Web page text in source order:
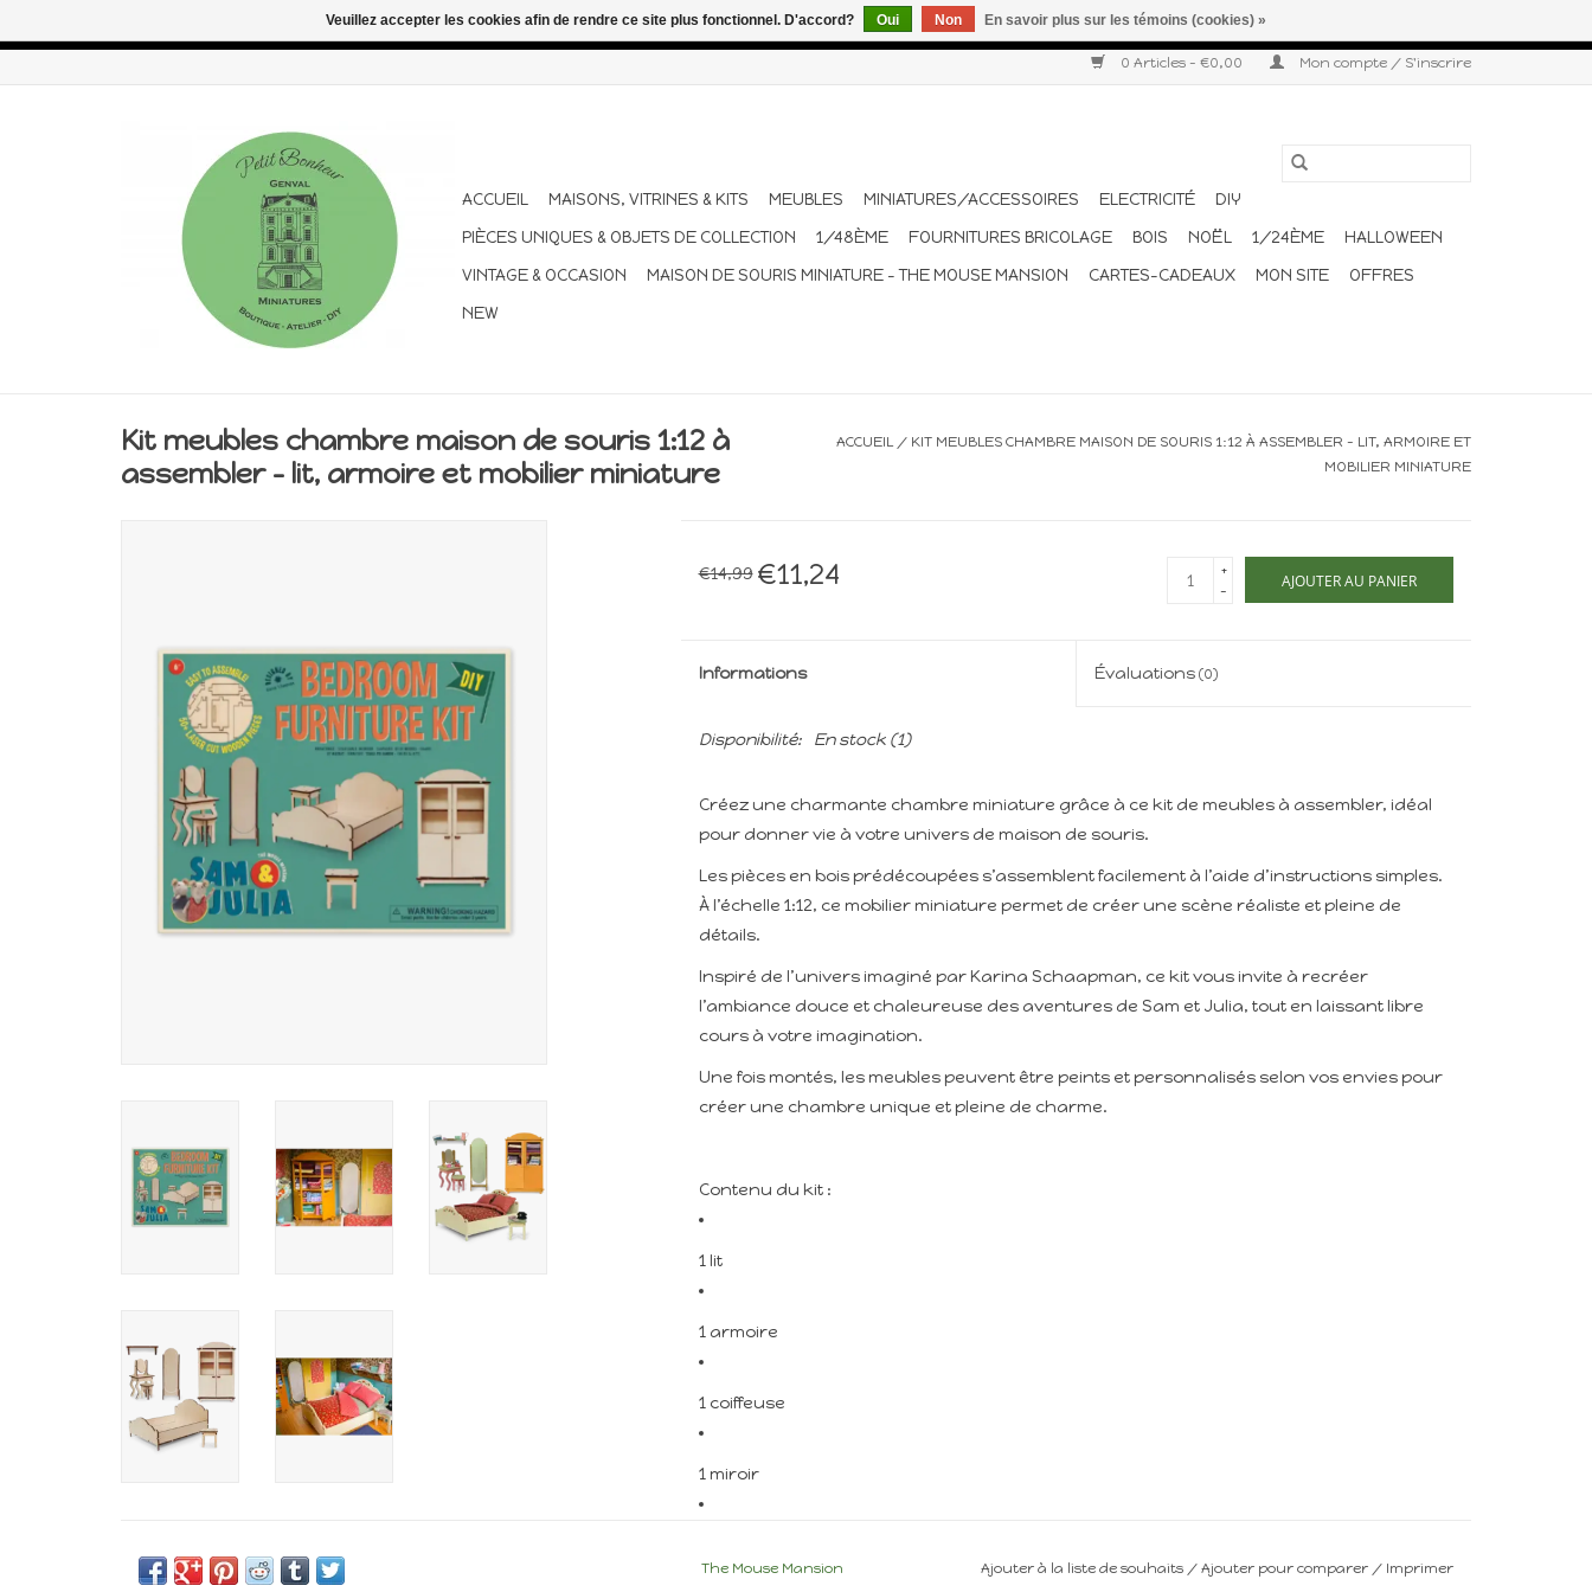
0 Articles - €0,00 Mon compte / S'inscrire
ACCUEIL MAISONS, VITRINES & KITS MEUBLES MINIATURES/ACCESSOIRES ELECTRICITÉ
DIY
PIÈCES UNIQUES & OBJETS DE COLLECTION
1/48ÈME FOURNITURES BRICOLAGE BOIS NOËL 1/24ÈME
HALLOWEEN
VINTAGE & OCCASION
MAISON DE SOURIS MINIATURE - THE MOUSE MANSION CARTES-CADEAUX MON SITE
OFFRES
NEW
Kit meubles chambre maison de souris 1:12 à
assembler – lit, armoire et mobilier miniature
ACCUEIL / KIT MEUBLES CHAMBRE MAISON DE SOURIS 1:12 À ASSEMBLER – LIT, ARMOIRE ET
MOBILIER MINIATURE
€14,99 €11,24
+
-
AJOUTER AU PANIER
Informations Évaluations(0)
Disponibilité: En stock(1)
Créez une charmante chambre miniature grâce à ce kit de meubles à assembler, idéal
pour donner vie à votre univers de maison de souris.
Les pièces en bois prédécoupées s’assemblent facilement à l’aide d’instructions simples.
À l’échelle 1:12, ce mobilier miniature permet de créer une scène réaliste et pleine de
détails.
Inspiré de l’univers imaginé par Karina Schaapman, ce kit vous invite à recréer
l’ambiance douce et chaleureuse des aventures de Sam et Julia, tout en laissant libre
cours à votre imagination.
Une fois montés, les meubles peuvent être peints et personnalisés selon vos envies pour
créer une chambre unique et pleine de charme.
Contenu du kit :
1 lit
1 armoire
1 coiffeuse
1 miroir
The Mouse Mansion Ajouter à la liste de souhaits / Ajouter pour comparer / Imprimer
Veuillez accepter les cookies afin de rendre ce site plus fonctionnel. D'accord? Oui Non En savoir plus sur les témoins (cookies) »
Congés d'été : les commandes continuent d'être expédiées pendant les vacances. Les envois sont effectués une à deux fois par semaine. Merci pour votre compréhension et votre confiance.